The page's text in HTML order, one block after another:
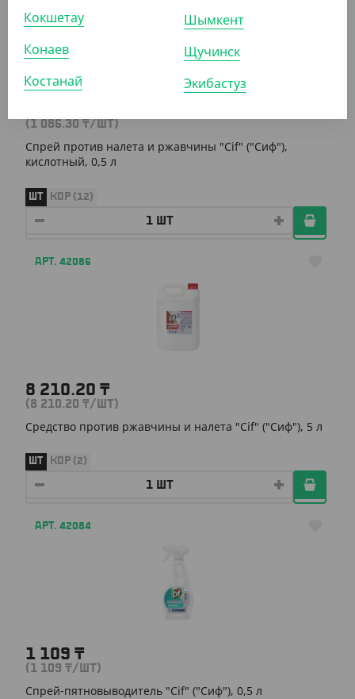
(1 086.30 ₸/ШТ)
Спрей против налета и ржавчины "Cif" ("Сиф"),
кислотный, 0,5 л
ШТ КОР (12)
АРТ. 42086
8 210.20 ₸
(8 210.20 ₸/ШТ)
Средство против ржавчины и налета "Cif" ("Сиф"), 5 л
ШТ КОР (2)
АРТ. 42084
1 109 ₸
(1 109 ₸/ШТ)
Спрей-пятновыводитель "Cif" ("Сиф"), 0,5 л
Кокшетау
Конаев
Костанай
Шымкент
Щучинск
Экибастуз